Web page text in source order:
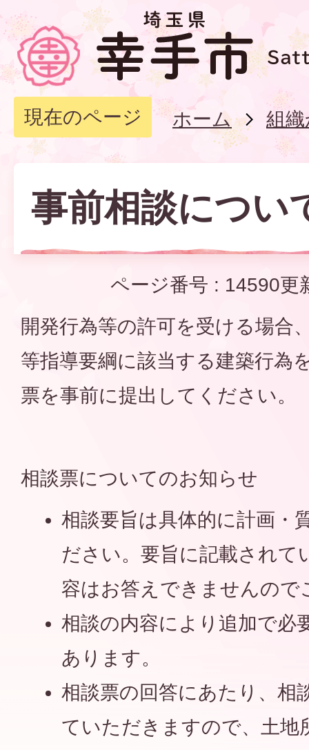
現在のページ ホーム 組
事前相談につい
ページ番号 : 14590更
開発行為等の許可を受ける場合
等指導要綱に該当する建築行為
票を事前に提出してください。
相談票についてのお知らせ
相談要旨は具体的に計画・
ださい。要旨に記載されて
容はお答えできませんので
相談の内容により追加で必
あります。
相談票の回答にあたり、相
ていただきますので、土地